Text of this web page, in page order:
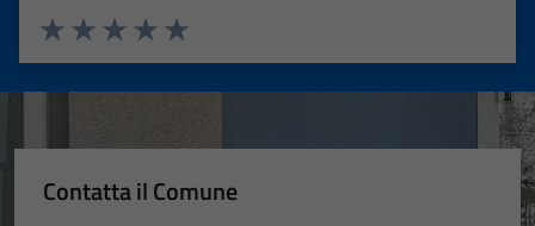
Valuta 5 stelle su 5
Valuta 4 stelle su 5
Valuta 3 stelle su 5
Valuta 2 stelle su 5
Valuta 1 stelle su 5
Contatta il Comune